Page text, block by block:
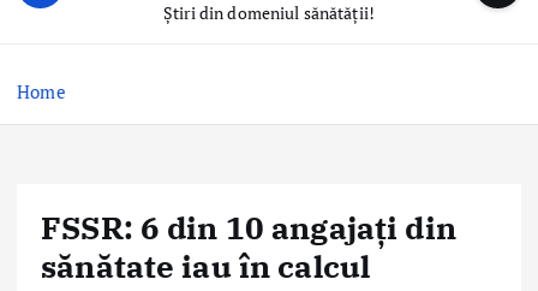
Știri din domeniul sănătății!
Home
FSSR: 6 din 10 angajați din
sănătate iau în calcul